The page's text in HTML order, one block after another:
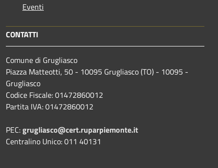
Eventi
CONTATTI
Comune di Grugliasco
Piazza Matteotti, 50 - 10095 Grugliasco (TO) - 10095 -
Grugliasco
Codice Fiscale: 01472860012
Partita IVA: 01472860012
PEC:grugliasco@cert.ruparpiemonte.it
Centralino Unico: 011 40131